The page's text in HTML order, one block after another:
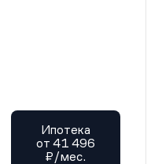
Ипотека
от 41 496
₽/мес.